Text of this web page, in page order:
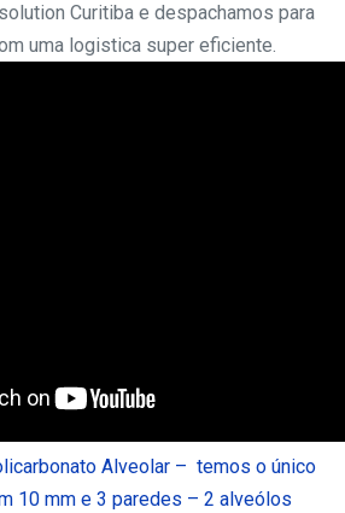
Curitiba e despachamos para
uma logistica super eficiente.
Alveolar – temos o único
10 mm e 3 paredes – 2 alveólos